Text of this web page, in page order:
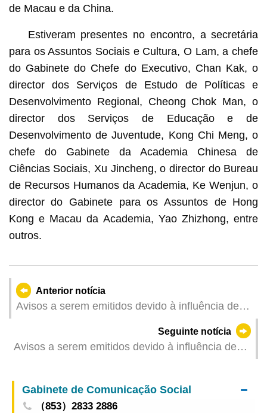
de Macau e da China.
Estiveram presentes no encontro, a secretária
para os Assuntos Sociais e Cultura, O Lam, a chefe
do Gabinete do Chefe do Executivo, Chan Kak, o
director dos Serviços de Estudo de Políticas e
Desenvolvimento Regional, Cheong Chok Man, o
director dos Serviços de Educação e de
Desenvolvimento de Juventude, Kong Chi Meng, o
chefe do Gabinete da Academia Chinesa de
Ciências Sociais, Xu Jincheng, o director do Bureau
de Recursos Humanos da Academia, Ke Wenjun, o
director do Gabinete para os Assuntos de Hong
Kong e Macau da Academia, Yao Zhizhong, entre
outros.
Anterior notícia
Avisos a serem emitidos devido à influência de
Seguinte notícia
Avisos a serem emitidos devido à influência de
Gabinete de Comunicação Social
（853）2833 2886